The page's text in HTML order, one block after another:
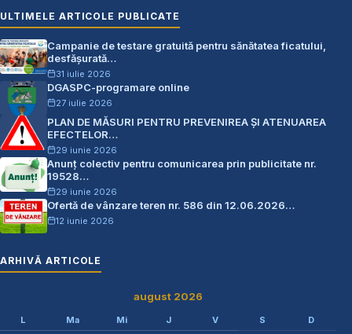
ULTIMELE ARTICOLE PUBLICATE
Campanie de testare gratuită pentru sănătatea ficatului,
desfășurată…
31 iulie 2026
DGASPC-programare online
27 iulie 2026
PLAN DE MĂSURI PENTRU PREVENIREA ŞI ATENUAREA
EFECTELOR…
29 iunie 2026
Anunț colectiv pentru comunicarea prin publicitate nr.
19528…
29 iunie 2026
Ofertă de vânzare teren nr. 586 din 12.06.2026…
12 iunie 2026
ARHIVĂ ARTICOLE
august 2026
L Ma Mi J V S D